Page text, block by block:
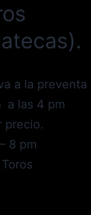
a la preventa
a las 4 pm
precio.
8 pm